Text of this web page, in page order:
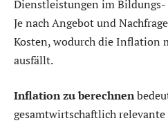
Dienstleistungen im Bildungs-
Je nach Angebot und
Kosten, wodurch die Inflation
ausfällt.
Inflation zu berechnen
gesamtwirtschaftlich